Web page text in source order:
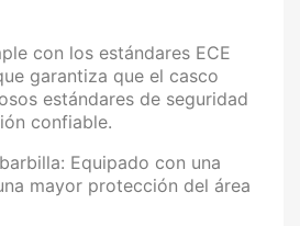
con los estándares ECE
garantiza que el casco
estándares de seguridad
confiable.
Equipado con una
mayor protección del área